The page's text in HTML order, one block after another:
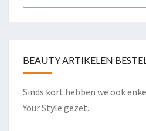
naar:
BEAUTY ARTIKELEN
Sinds kort hebben we ook
Your Style gezet.